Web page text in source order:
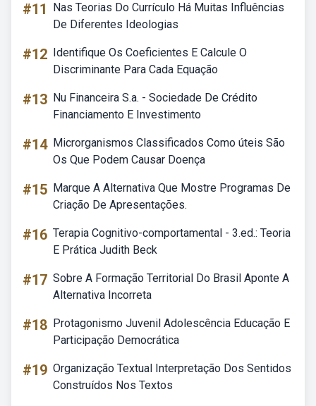
#11
Nas Teorias Do Currículo Há Muitas Influências
De Diferentes Ideologias
#12 Identifique Os Coeficientes E Calcule O
Discriminante Para Cada Equação
#13 Nu Financeira S.a. - Sociedade De Crédito
Financiamento E Investimento
#14 Microrganismos Classificados Como úteis São
Os Que Podem Causar Doença
#15 Marque A Alternativa Que Mostre Programas De
Criação De Apresentações.
#16 Terapia Cognitivo-comportamental - 3.ed.: Teoria
E Prática Judith Beck
#17 Sobre A Formação Territorial Do Brasil Aponte A
Alternativa Incorreta
#18 Protagonismo Juvenil Adolescência Educação E
Participação Democrática
#19 Organização Textual Interpretação Dos Sentidos
Construídos Nos Textos